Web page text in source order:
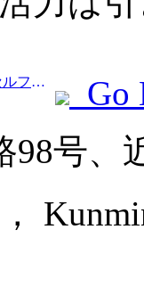
Prev:中国初の外国人観光客向けセルフサービス文化観光消費システムが上海で開始
Go
98号、